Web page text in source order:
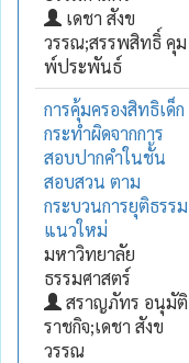
เดชา สังข
วรรณ;สรรพสิทธิ์ คุม
พ์ประพันธ์
การคุ้มครองสิทธิเด็ก
กระทำผิดจากการ
สอบปากคำในชั้น
สอบสวน ตาม
กระบวนการยุติธรรม
แนวใหม่
มหาวิทยาลัย
ธรรมศาสตร์
สราญภัทร อนุมัติ
ราชกิจ;เดชา สังข
วรรณ